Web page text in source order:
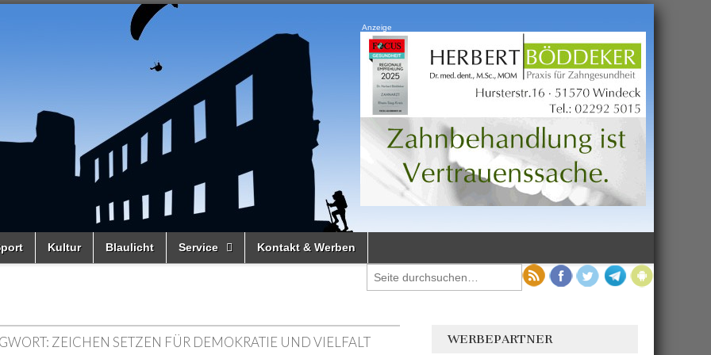
Anzeige
Kultur Blaulicht Service Kontakt & Werben
ZEICHEN SETZEN FÜR DEMOKRATIE UND VIELFALT WERBEPARTNER